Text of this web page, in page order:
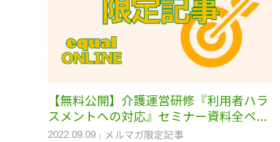
【無料公開】介護運営研修『利用者ハラ
スメントへの対応』セミナー資料全ペ...
2022.09.09 メルマガ限定記事